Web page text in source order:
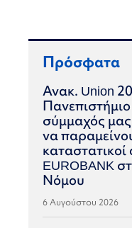
Πρόσφατα
Ανακ. Union
σύμμαχός μας
να
EUROBANK
Νόμου
6 Αυγούστου 2026